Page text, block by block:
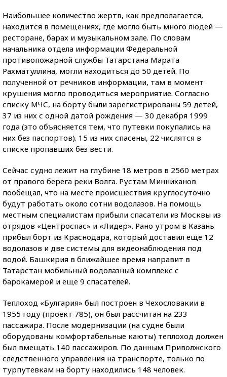
Наибольшее количество жертв, как предполагается,
находится в помещениях, где могло быть много людей —
ресторане, барах и музыкальном зале. По словам
начальника отдела информации Федеральной
противопожарной службы Татарстана Марата
Рахматуллина, могли находиться до 50 детей. По
полученной от речников информации, там в момент
крушения могло проводиться мероприятие. Согласно
списку МЧС, на борту были зарегистрированы 59 детей,
37 из них с одной датой рождения — 30 декабря 1999
года (это объясняется тем, что путевки покупались на
них без паспортов). 15 из них спасены, 22 числятся в
списке пропавших без вести.
Сейчас судно лежит на глубине 18 метров в 2560 метрах
от правого берега реки Волга. Рустам Минниханов
пообещал, что на месте происшествия круглосуточно
будут работать около сотни водолазов. На помощь
местным специалистам прибыли спасатели из Москвы из
отрядов «Центроспас» и «Лидер». Рано утром в Казань
прибыл борт из Краснодара, который доставил еще 12
водолазов и две системы для видеонаблюдения под
водой. Башкирия в ближайшее время направит в
Татарстан мобильный водолазный комплекс с
барокамерой и еще 9 спасателей.
Теплоход «Булгария» был построен в Чехословакии в
1955 году (проект 785), он был рассчитан на 233
пассажира. После модернизации (на судне были
оборудованы комфортабельные каюты) теплоход должен
был вмещать 140 пассажиров. По данным Приволжского
следственного управления на транспорте, только по
турпутевкам на борту находились 148 человек.